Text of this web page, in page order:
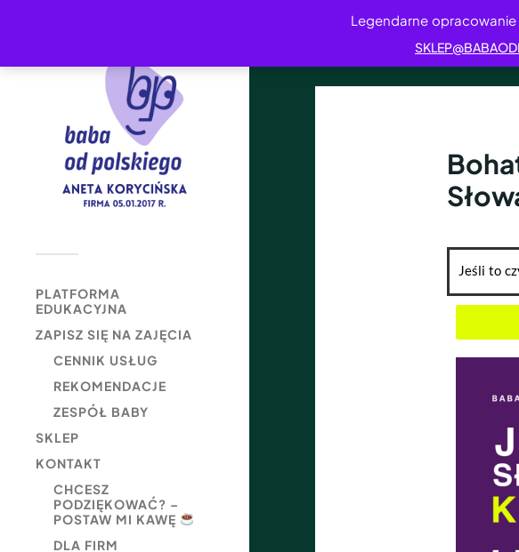
Legendarne
PLATFORMA
EDUKACYJNA
ZAPISZ SIĘ NA ZAJĘCIA
CENNIK USŁUG
REKOMENDACJE
ZESPÓŁ BABY
SKLEP
KONTAKT
CHCESZ
PODZIĘKOWAĆ? –
POSTAW MI KAWĘ
DLA FIRM
Jeśli to